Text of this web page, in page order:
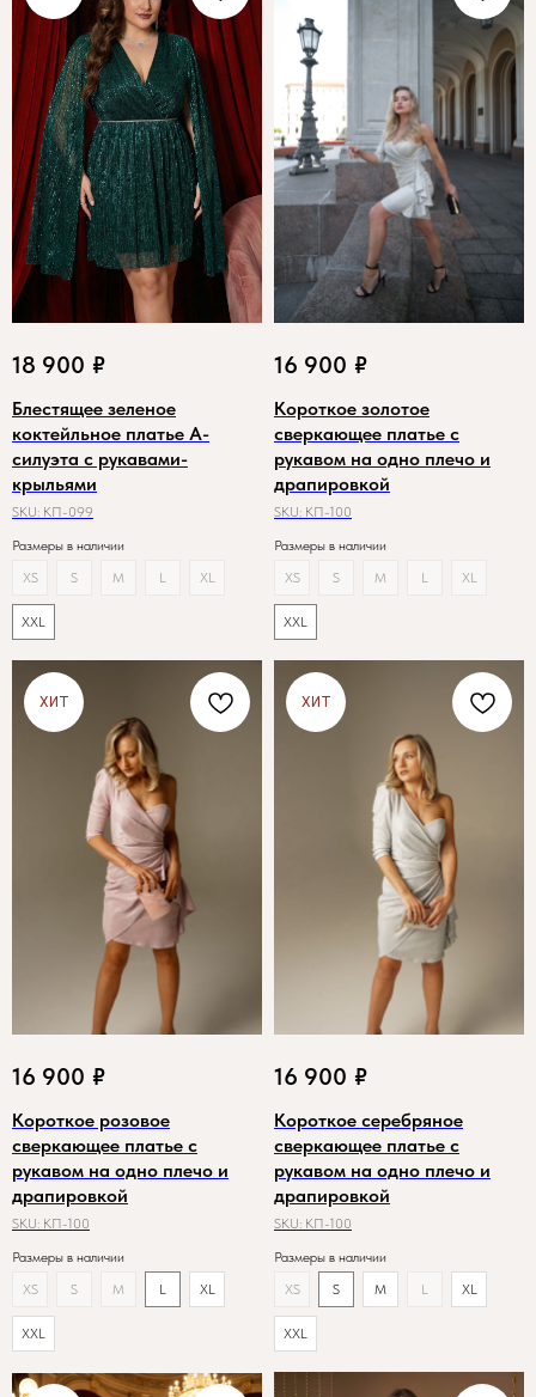
18 900 ₽
Блестящее зеленое
коктейльное платье А-
силуэта с рукавами-
крыльями
SKU: КП-099
Размеры в наличии
XS
S M L XL
XXL
16 900 ₽
Короткое золотое
сверкающее платье с
рукавом на одно плечо и
драпировкой
SKU: КП-100
Размеры в наличии
XS
S M L XL
XXL
ХИТ
16 900 ₽
Короткое розовое
сверкающее платье с
рукавом на одно плечо и
драпировкой
SKU: КП-100
Размеры в наличии
XS
S M L XL
XXL
ХИТ
16 900 ₽
Короткое серебряное
сверкающее платье с
рукавом на одно плечо и
драпировкой
SKU: КП-100
Размеры в наличии
XS
S M L XL
XXL